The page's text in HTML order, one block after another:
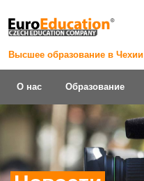
Высшее образование в Чехии
О нас Образование